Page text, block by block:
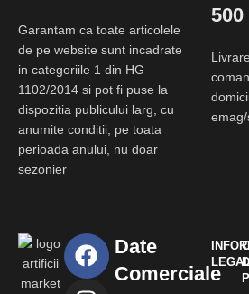
Garantam ca toate articolele
de pe website sunt incadrate
in categoriile 1 din HG
1102/2014 si pot fi puse la
dispozitia publicului larg, cu
anumite conditii, pe toata
perioada anului, nu doar
sezonier
500
Date
Comerciale